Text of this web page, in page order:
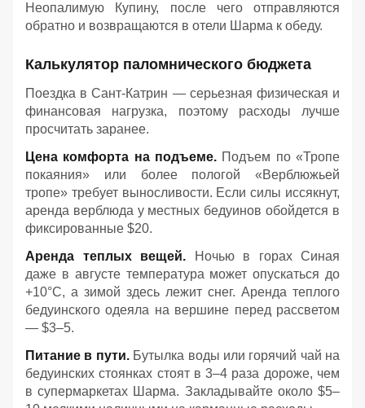
Неопалимую Купину, после чего отправляются
обратно и возвращаются в отели Шарма к обеду.
Калькулятор паломнического бюджета
Поездка в Сант-Катрин — серьезная физическая и
финансовая нагрузка, поэтому расходы лучше
просчитать заранее.
Цена комфорта на подъеме. Подъем по «Тропе
покаяния» или более пологой «Верблюжьей
тропе» требует выносливости. Если силы иссякнут,
аренда верблюда у местных бедуинов обойдется в
фиксированные $20.
Аренда теплых вещей. Ночью в горах Синая
даже в августе температура может опускаться до
+10°C, а зимой здесь лежит снег. Аренда теплого
бедуинского одеяла на вершине перед рассветом
— $3–5.
Питание в пути.Бутылка воды или горячий чай на
бедуинских стоянках стоят в 3–4 раза дороже, чем
в супермаркетах Шарма. Закладывайте около $5–